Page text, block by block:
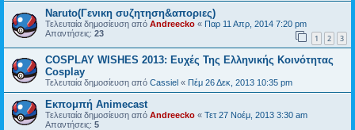
Naruto(Γενικη συζητηση&αποριες)
Τελευταία δημοσίευση από Andreecko « Παρ 11 Απρ, 2014 7:20 pm
Απαντήσεις: 23 1 2 3
COSPLAY WISHES 2013: Ευχές Της Ελληνικής Κοινότητας
Cosplay
Τελευταία δημοσίευση από Cassiel « Πέμ 26 Δεκ, 2013 10:35 pm
Εκπομπή Animecast
Τελευταία δημοσίευση από Andreecko « Τετ 27 Νοέμ, 2013 3:30 am
Απαντήσεις: 5